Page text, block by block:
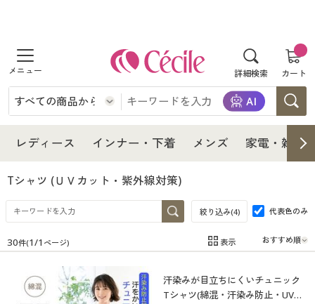
詳細検索 カート
商品を探す
レディース
レディースファッション
女性下着
インナー・下着
インナー・下着通販すべて
女性下着
メンズ下着
ジュニア・ティーンズ下着
メンズ
メンズ通販すべて
メンズファッション
メンズ下着
家電・雑貨
家電・雑貨すべて
家電
寝具・インテリア・家具
寝具・インテリア・家具通販すべて
美容・健康
レディース インナー・下着 メンズ 家電・雑貨
Tシャツ (ＵＶカット・紫外線対策)
絞り込み(4) 代表色のみ
在庫 在庫のある商品のみ表示
カテゴリ
30件(1/1 ページ) 表示
汗染みが目立ちにくいチュニック
Tシャツ(綿混・汗染み防止・UVケ